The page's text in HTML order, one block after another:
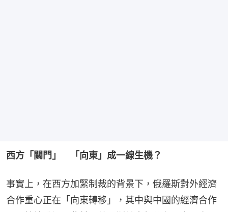
西方「關門」　「向東」成一線生機？
事實上，在西方加緊制裁的背景下，俄羅斯對外經濟
合作重心正在「向東轉移」，其中與中國的經濟合作